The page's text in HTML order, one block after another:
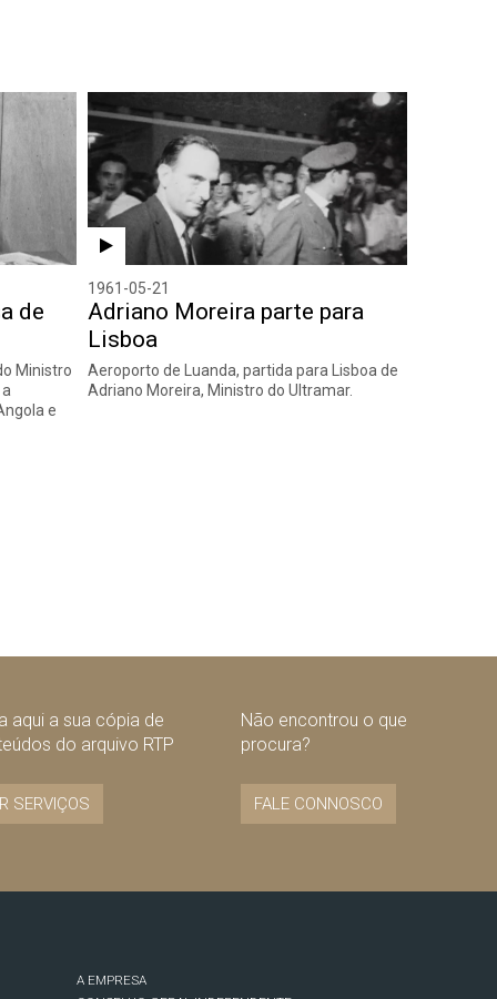
de
Ministro
e
1961-05-21
Adriano Moreira parte para
Lisboa
Aeroporto de Luanda, partida para Lisboa de
Adriano Moreira, Ministro do Ultramar.
aqui a sua cópia de
do arquivo RTP
SERVIÇOS
Não encontrou o que
procura?
FALE CONNOSCO
A EMPRESA